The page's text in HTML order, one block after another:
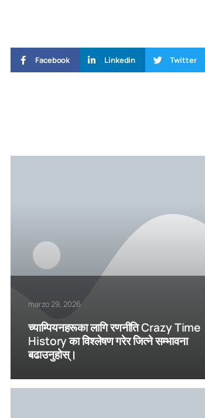
Facebook Linkedin Twitter
marzo 29, 2026
च्याम्पियनहरूका लागि रणनीति Crazy Time
History का विश्लेषण गरेर जित्ने सम्भावना
बढाउनुहोस्।